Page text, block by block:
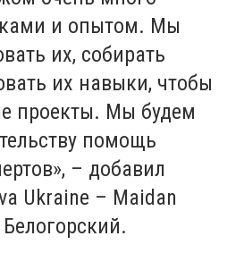
и опытом. Мы
их, собирать
их навыки, чтобы
проекты. Мы будем
помощь
– добавил
Ukraine – Maidan